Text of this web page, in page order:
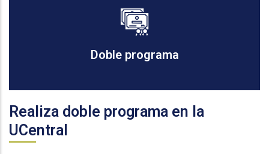
Doble programa
Realiza doble programa en la
UCentral